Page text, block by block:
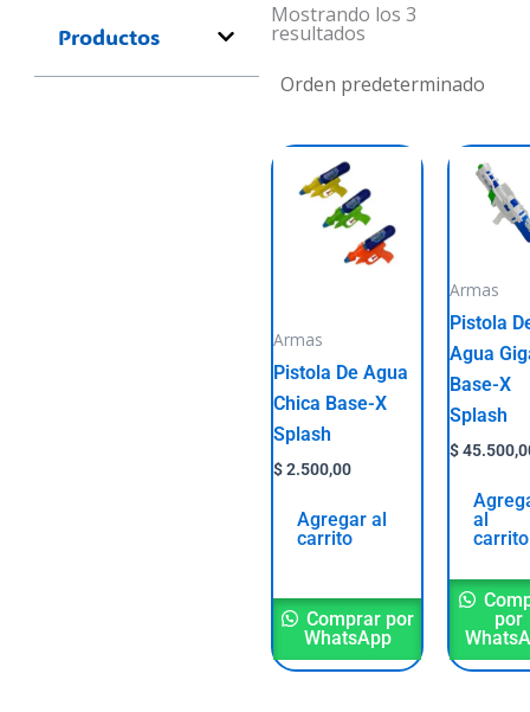
Productos
Mostrando los 3
resultados
Armas
Pistola De Agua
Chica Base-X
Splash
$2.500,00
Agregar al
carrito
Comprar por
WhatsApp
Armas
Pistola
Agua
Base-X
Splash
$
al
carrito
por